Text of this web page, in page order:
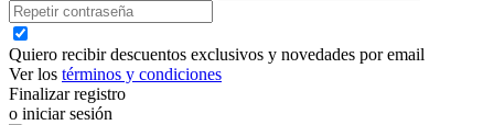
Quiero recibir descuentos exclusivos y novedades por email
Ver los términos y condiciones
Finalizar registro
o iniciar sesión